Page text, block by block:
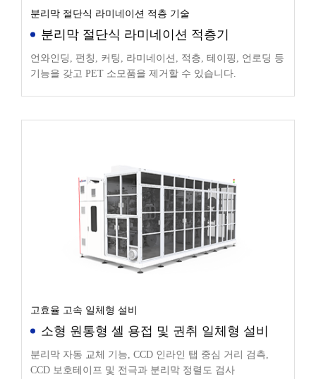
분리막 절단식 라미네이션 적층 기술
분리막 절단식 라미네이션 적층기
언와인딩, 펀칭, 커팅, 라미네이션, 적층, 테이핑, 언로딩 등
기능을 갖고 PET 소모품을 제거할 수 있습니다.
고효율 고속 일체형 설비
소형 원통형 셀 용접 및 권취 일체형 설비
분리막 자동 교체 기능, CCD 인라인 탭 중심 거리 검측,
CCD 보호테이프 및 전극과 분리막 정렬도 검사